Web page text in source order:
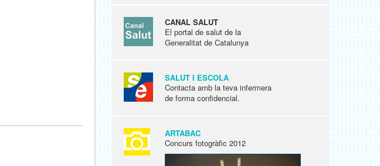
CANAL SALUT
El portal de salut de la
Generalitat de Catalunya
SALUT I ESCOLA
Contacta amb la teva infermera
de forma confidencial.
ARTABAC
Concurs fotogràfic 2012